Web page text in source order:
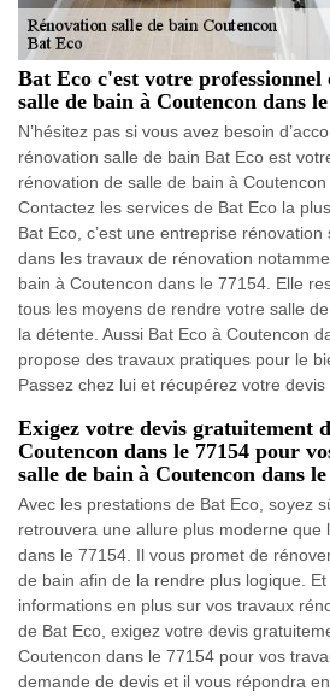
Bat Eco c'est votre professionnel
salle de bain à Coutencon dans
N’hésitez pas si vous avez besoin
rénovation salle de bain Bat Eco est
rénovation de salle de bain à Coutencon
Contactez les services de Bat Eco la
Bat Eco, c’est une entreprise
dans les travaux de rénovation
bain à Coutencon dans le 77154. Elle
tous les moyens de rendre votre salle
la détente. Aussi Bat Eco à Coutencon
propose des travaux pratiques pour le
Passez chez lui et récupérez votre devis
Exigez votre devis gratuitement
Coutencon dans le 77154 pour
salle de bain à Coutencon dans le
Avec les prestations de Bat Eco, soyez
retrouvera une allure plus moderne que
dans le 77154. Il vous promet de
de bain afin de la rendre plus logique.
informations en plus sur vos travaux
de Bat Eco, exigez votre devis
Coutencon dans le 77154 pour vos
demande de devis et il vous répondra